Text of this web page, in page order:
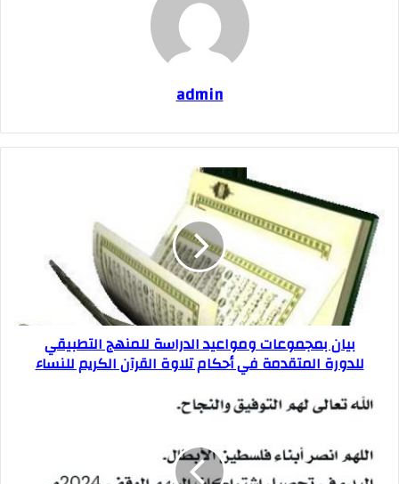
admin
بيان بمجموعات ومواعيد الدراسة للمنهج التطبيقي
للدورة المتقدمة في أحكام تلاوة القرآن الكريم للنساء